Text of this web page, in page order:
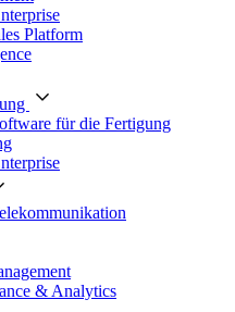
Platform
für die Fertigung
& Analytics